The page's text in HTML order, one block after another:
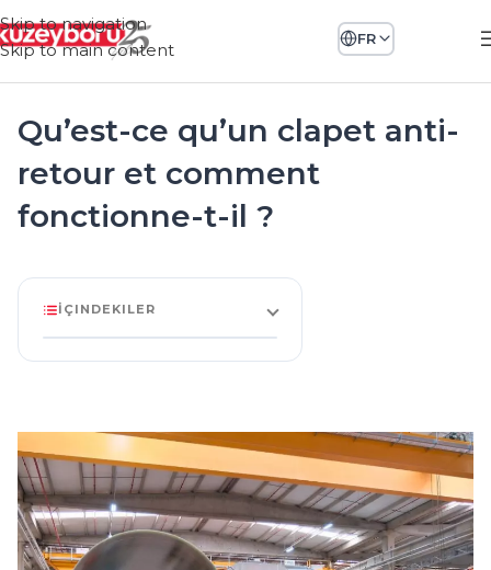
Skip to navigation
Skip to main content
FR
Qu’est-ce qu’un clapet anti-
retour et comment
fonctionne-t-il ?
İÇINDEKILER